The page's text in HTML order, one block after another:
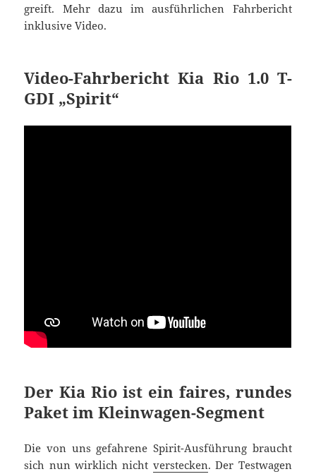
greift. Mehr dazu im ausführlichen Fahrbericht
inklusive Video.
Video-Fahrbericht Kia Rio 1.0 T-
GDI „Spirit“
Der Kia Rio ist ein faires, rundes
Paket im Kleinwagen-Segment
Die von uns gefahrene Spirit-Ausführung braucht
sich nun wirklich nicht verstecken. Der Testwagen